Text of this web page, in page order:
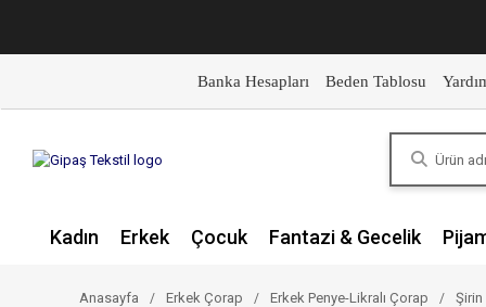
Banka Hesapları Beden Tablosu
Kadın Erkek Çocuk Fantazi & Gecelik
Anasayfa Erkek Çorap Erkek Penye-Likralı Çorap Şirin